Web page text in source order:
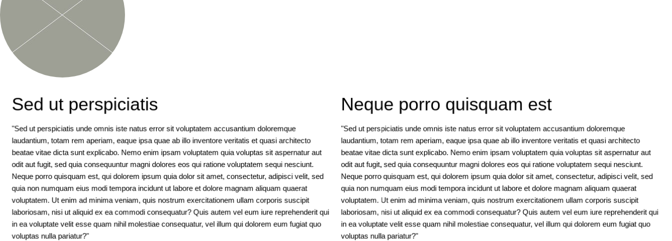
Sed ut perspiciatis
"Sed ut perspiciatis unde omnis iste natus error sit voluptatem accusantium doloremque
laudantium, totam rem aperiam, eaque ipsa quae ab illo inventore veritatis et quasi architecto
beatae vitae dicta sunt explicabo. Nemo enim ipsam voluptatem quia voluptas sit aspernatur aut
odit aut fugit, sed quia consequuntur magni dolores eos qui ratione voluptatem sequi nesciunt.
Neque porro quisquam est, qui dolorem ipsum quia dolor sit amet, consectetur, adipisci velit, sed
quia non numquam eius modi tempora incidunt ut labore et dolore magnam aliquam quaerat
voluptatem. Ut enim ad minima veniam, quis nostrum exercitationem ullam corporis suscipit
laboriosam, nisi ut aliquid ex ea commodi consequatur? Quis autem vel eum iure reprehenderit qui
in ea voluptate velit esse quam nihil molestiae consequatur, vel illum qui dolorem eum fugiat quo
voluptas nulla pariatur?"
Neque porro quisquam est
"Sed ut perspiciatis unde omnis iste natus error sit voluptatem accusantium doloremque
laudantium, totam rem aperiam, eaque ipsa quae ab illo inventore veritatis et quasi architecto
beatae vitae dicta sunt explicabo. Nemo enim ipsam voluptatem quia voluptas sit aspernatur aut
odit aut fugit, sed quia consequuntur magni dolores eos qui ratione voluptatem sequi nesciunt.
Neque porro quisquam est, qui dolorem ipsum quia dolor sit amet, consectetur, adipisci velit, sed
quia non numquam eius modi tempora incidunt ut labore et dolore magnam aliquam quaerat
voluptatem. Ut enim ad minima veniam, quis nostrum exercitationem ullam corporis suscipit
laboriosam, nisi ut aliquid ex ea commodi consequatur? Quis autem vel eum iure reprehenderit qui
in ea voluptate velit esse quam nihil molestiae consequatur, vel illum qui dolorem eum fugiat quo
voluptas nulla pariatur?"